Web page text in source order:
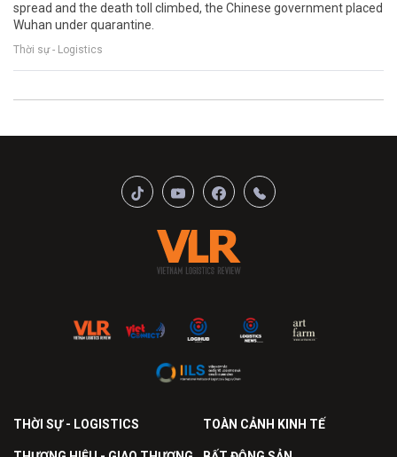
spread and the death toll climbed, the Chinese government placed
Wuhan under quarantine.
Thời sự - Logistics
THỜI SỰ - LOGISTICS TOÀN CẢNH KINH TẾ